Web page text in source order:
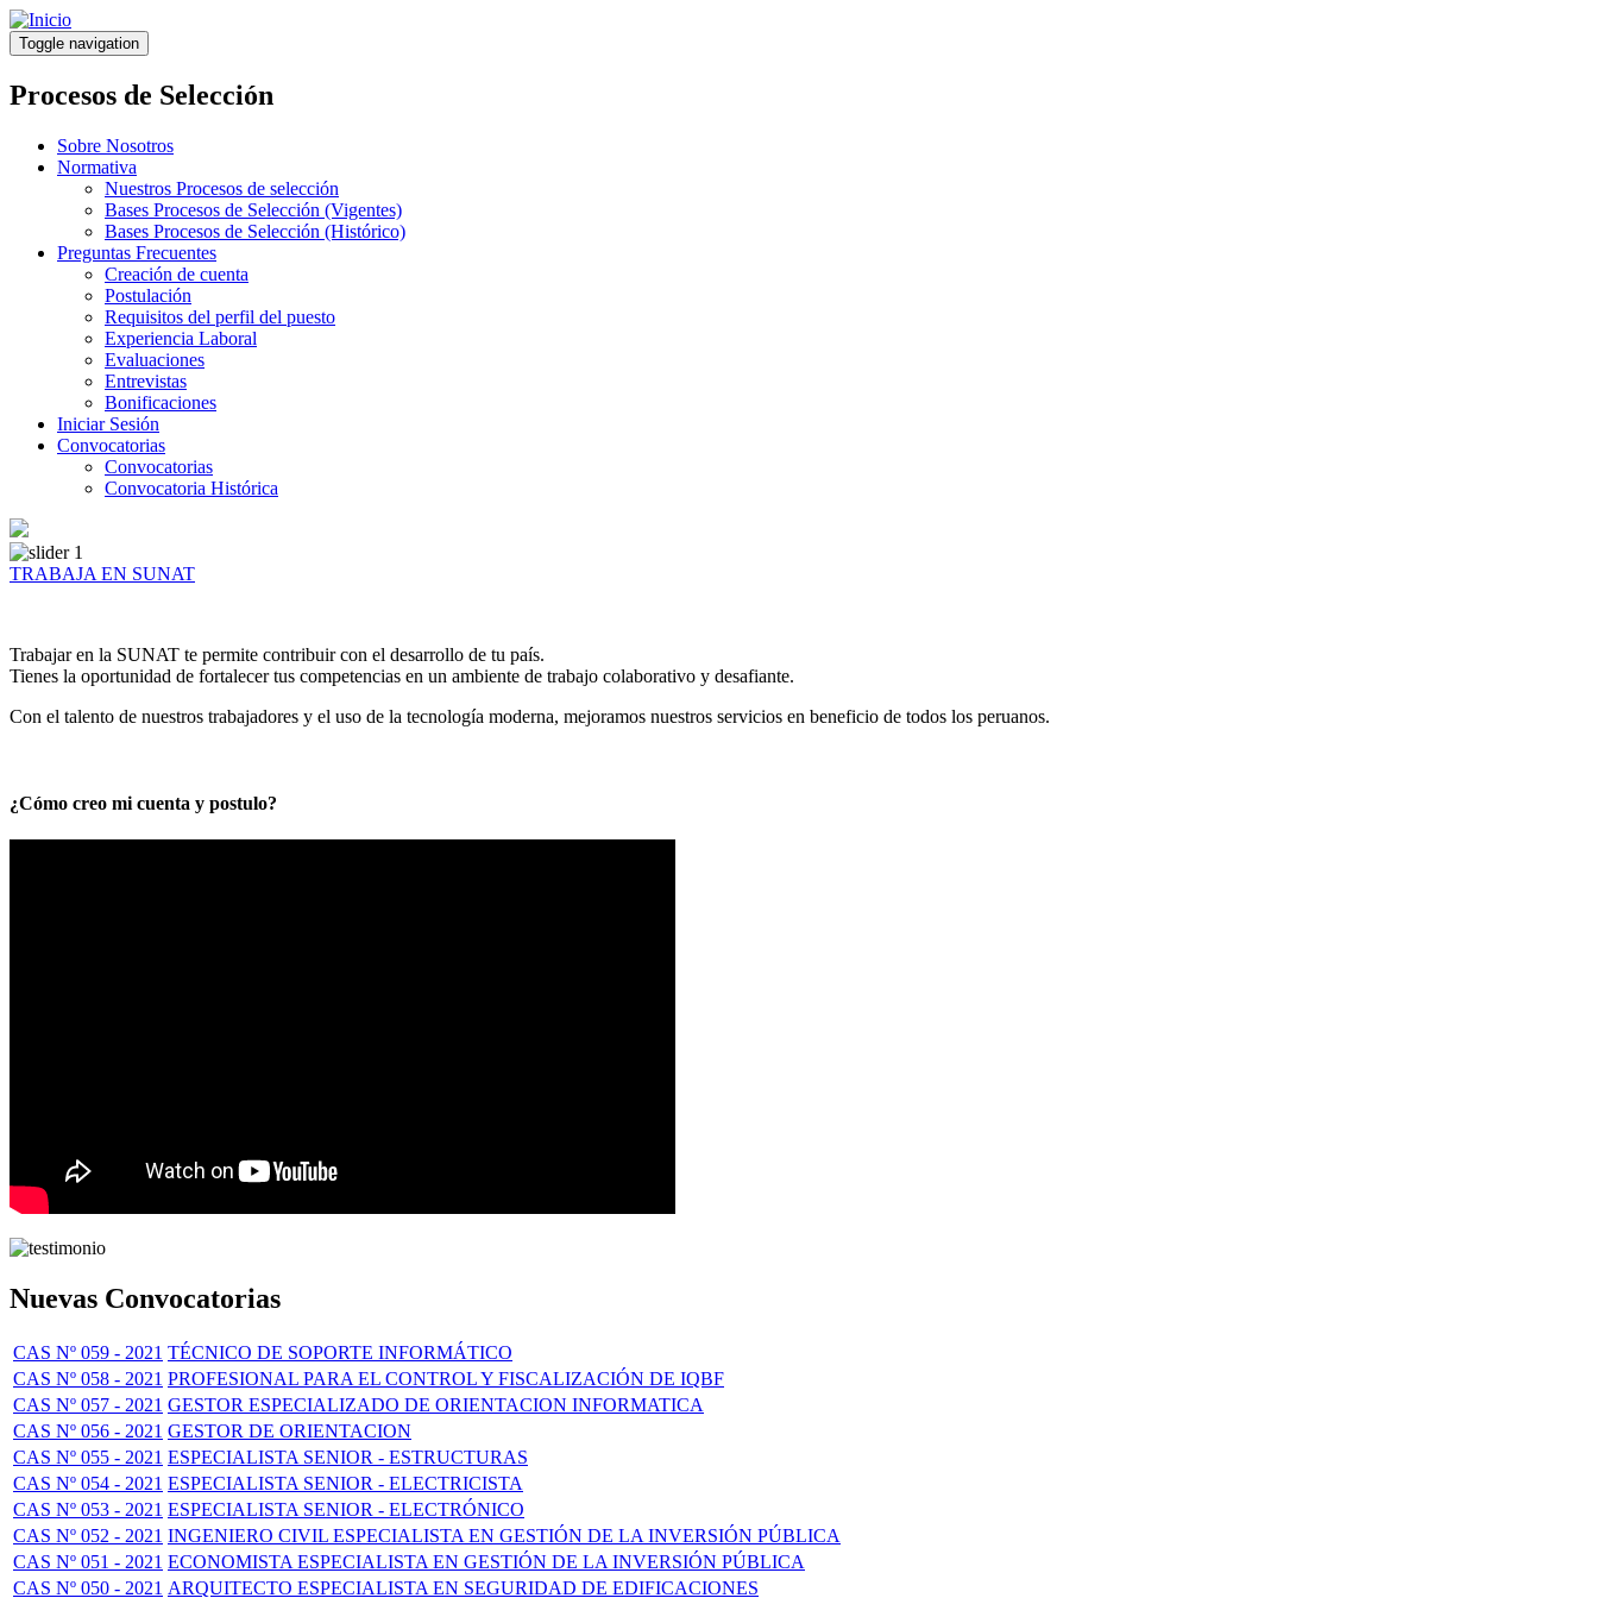
Pasar
al
contenido
principal
Toggle navigation
Procesos de Selección
Sobre Nosotros
Normativa
Nuestros Procesos de selección
Bases Procesos de Selección (Vigentes)
Bases Procesos de Selección (Histórico)
Preguntas Frecuentes
Creación de cuenta
Postulación
Requisitos del perfil del puesto
Experiencia Laboral
Evaluaciones
Entrevistas
Bonificaciones
Iniciar Sesión
Convocatorias
Convocatorias
Convocatoria Histórica
TRABAJA EN SUNAT
Trabajar en la SUNAT te permite contribuir con el desarrollo de tu país.
Tienes la oportunidad de fortalecer tus competencias en un ambiente de trabajo colaborativo y desafiante.
Con el talento de nuestros trabajadores y el uso de la tecnología moderna, mejoramos nuestros servicios en beneficio de todos los peruanos.
¿Cómo creo mi cuenta y postulo?
Nuevas Convocatorias
CAS Nº 059 - 2021 TÉCNICO DE SOPORTE INFORMÁTICO
CAS Nº 058 - 2021 PROFESIONAL PARA EL CONTROL Y FISCALIZACIÓN DE IQBF
CAS Nº 057 - 2021 GESTOR ESPECIALIZADO DE ORIENTACION INFORMATICA
CAS Nº 056 - 2021 GESTOR DE ORIENTACION
CAS Nº 055 - 2021 ESPECIALISTA SENIOR - ESTRUCTURAS
CAS Nº 054 - 2021 ESPECIALISTA SENIOR - ELECTRICISTA
CAS Nº 053 - 2021 ESPECIALISTA SENIOR - ELECTRÓNICO
CAS Nº 052 - 2021 INGENIERO CIVIL ESPECIALISTA EN GESTIÓN DE LA INVERSIÓN PÚBLICA
CAS Nº 051 - 2021 ECONOMISTA ESPECIALISTA EN GESTIÓN DE LA INVERSIÓN PÚBLICA
CAS Nº 050 - 2021 ARQUITECTO ESPECIALISTA EN SEGURIDAD DE EDIFICACIONES